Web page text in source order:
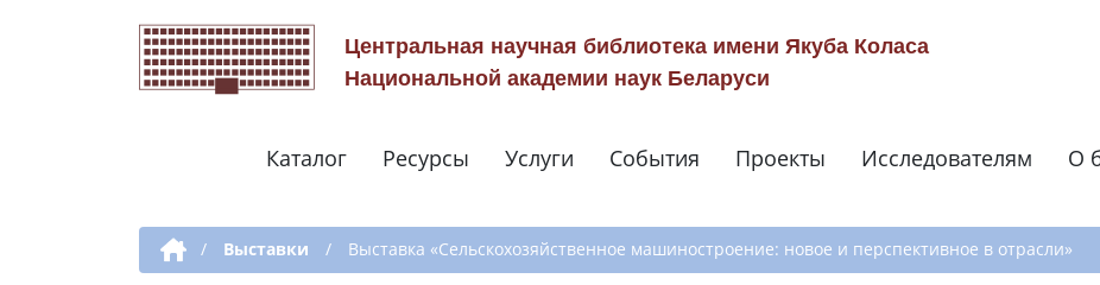
Центральная научная библиотека имени Якуба Коласа
Национальной академии наук Беларуси
Навигация по сайту
Каталог Ресурсы Услуги События Проекты Исследователям О
Дополнительная навигация
/ Выставки / Выставка «Сельскохозяйственное машиностроение: новое и перспективное в отрасли»